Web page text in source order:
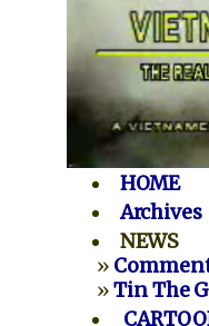
HOME
Archives
NEWS
»
»Tin The